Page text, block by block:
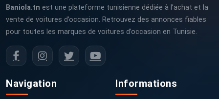
Baniola.tn est une plateforme tunisienne dédiée à l’achat et la
vente de voitures d’occasion. Retrouvez des annonces fiables
pour toutes les marques de voitures d’occasion en Tunisie.
Navigation Informations